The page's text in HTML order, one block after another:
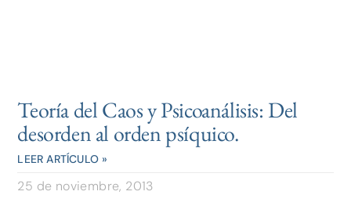
Teoría del Caos y Psicoanálisis: Del
desorden al orden psíquico.
LEER ARTÍCULO »
25 de noviembre, 2013